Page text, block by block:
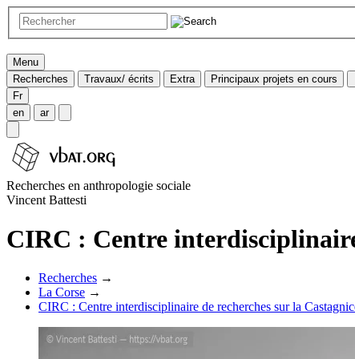
Menu
Recherches
Travaux/ écrits Extra
Principaux projets en cours
Fr
en
ar
Recherches en anthropologie sociale
Vincent Battesti
CIRC : Centre
Recherches →
La Corse →
CIRC : Centre interdisciplinaire de recherches sur la